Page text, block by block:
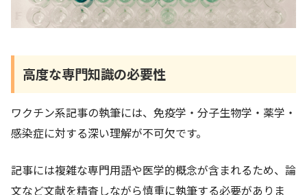
高度な専門知識の必要性
ワクチン系記事の執筆には、免疫学・分子生物学・薬学・
感染症に対する深い理解が不可欠です。
記事には複雑な専門用語や医学的概念が含まれるため、論
文など文献を精査しながら慎重に執筆する必要がありま